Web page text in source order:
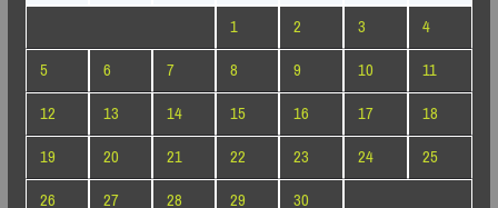
1
2 3
4
5
6 7 8 9 10
11
12
13 14 15 16 17
18
19
20 21 22 23 24
25
26
27 28 29
30